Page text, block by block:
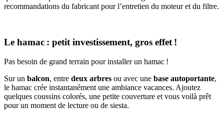
recommandations du fabricant pour l’entretien du moteur et du filtre.
Le hamac : petit investissement, gros effet !
Pas besoin de grand terrain pour installer un hamac !
Sur un balcon, entre deux arbres ou avec une base autoportante,
le hamac crée instantanément une ambiance vacances. Ajoutez
quelques coussins colorés, une petite couverture et vous voilà prêt
pour un moment de lecture ou de siesta.